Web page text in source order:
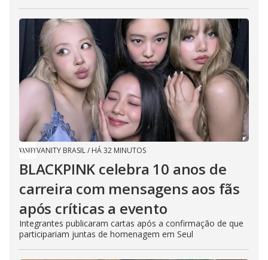
VANITY BRASIL/ HÁ 32 MINUTOS
BLACKPINK celebra 10 anos de
carreira com mensagens aos fãs
após críticas a evento
Integrantes publicaram cartas após a confirmação de que
participariam juntas de homenagem em Seul